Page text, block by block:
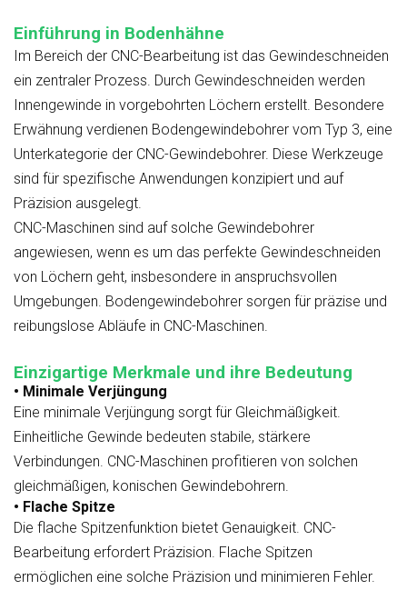
Einführung in Bodenhähne
Im Bereich der CNC-Bearbeitung ist das Gewindeschneiden
ein zentraler Prozess. Durch Gewindeschneiden werden
Innengewinde in vorgebohrten Löchern erstellt. Besondere
Erwähnung verdienen Bodengewindebohrer vom Typ 3, eine
Unterkategorie der CNC-Gewindebohrer. Diese Werkzeuge
sind für spezifische Anwendungen konzipiert und auf
Präzision ausgelegt.
CNC-Maschinen sind auf solche Gewindebohrer
angewiesen, wenn es um das perfekte Gewindeschneiden
von Löchern geht, insbesondere in anspruchsvollen
Umgebungen. Bodengewindebohrer sorgen für präzise und
reibungslose Abläufe in CNC-Maschinen.
Einzigartige Merkmale und ihre Bedeutung
• Minimale Verjüngung
Eine minimale Verjüngung sorgt für Gleichmäßigkeit.
Einheitliche Gewinde bedeuten stabile, stärkere
Verbindungen. CNC-Maschinen profitieren von solchen
gleichmäßigen, konischen Gewindebohrern.
• Flache Spitze
Die flache Spitzenfunktion bietet Genauigkeit. CNC-
Bearbeitung erfordert Präzision. Flache Spitzen
ermöglichen eine solche Präzision und minimieren Fehler.